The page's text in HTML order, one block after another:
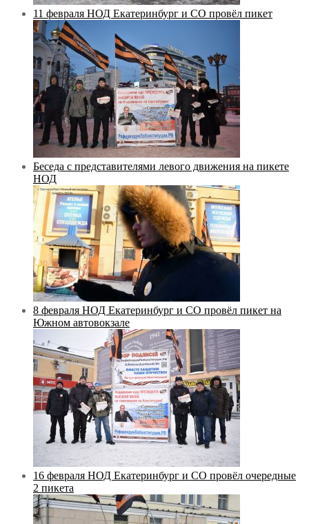
11 февраля НОД Екатеринбург и СО провёл пикет
Беседа с представителями левого движения на пикете
НОД
8 февраля НОД Екатеринбург и СО провёл пикет на
Южном автовокзале
16 февраля НОД Екатеринбург и СО провёл очередные
2 пикета